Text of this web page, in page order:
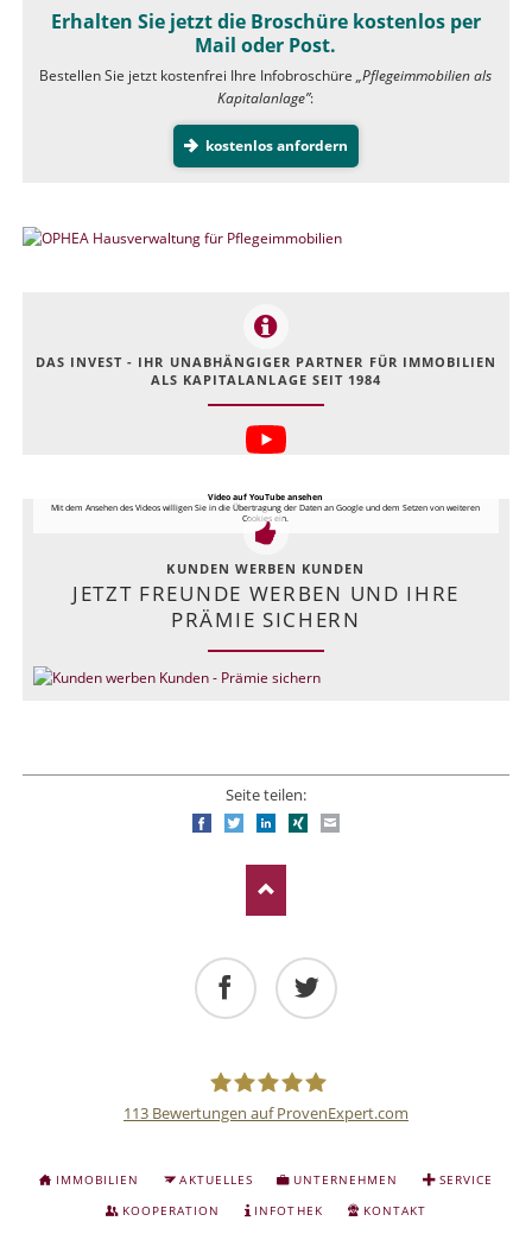
Erhalten Sie jetzt die Broschüre kostenlos per
Mail oder Post.
Bestellen Sie jetzt kostenfrei Ihre Infobroschüre„Pflegeimmobilien als
Kapitalanlage”:
kostenlos anfordern
DAS INVEST - IHR UNABHÄNGIGER PARTNER FÜR IMMOBILIEN
ALS KAPITALANLAGE SEIT 1984
Video auf YouTube ansehen
Mit dem Ansehen des Videos willigen Sie in die Übertragung der Daten an Google und dem Setzen von weiteren
Cookies ein.
KUNDEN WERBEN KUNDEN
JETZT FREUNDE WERBEN UND IHRE
PRÄMIE SICHERN
Seite teilen:
FacebookTwitterLinkedIn
Xing
Anlage
113 Bewertungen auf ProvenExpert.com
NAVIGATION
ÜBERSPRINGEN
IMMOBILIEN AKTUELLES UNTERNEHMEN
SERVICE
KOOPERATION
INFOTHEK KONTAKT